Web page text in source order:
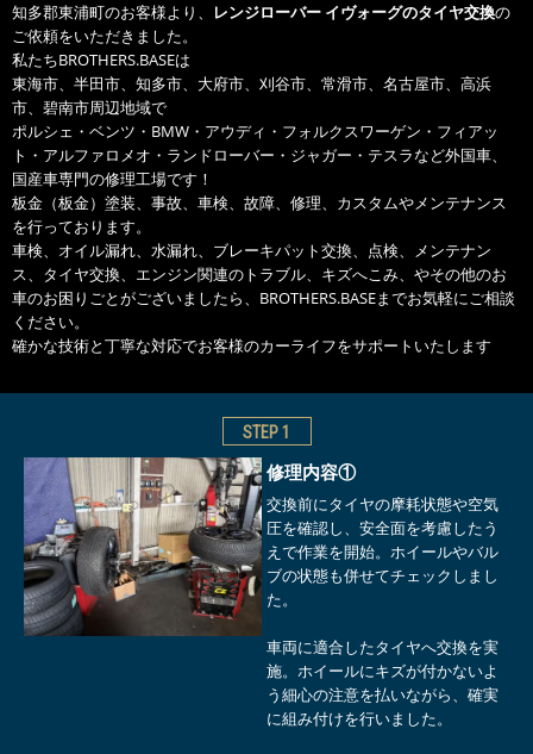
知多郡東浦町のお客様より、 レンジローバー イヴォーグのタイヤ交換の
ご依頼をいただきました。
私たちBROTHERS.BASEは
東海市、半田市、知多市、大府市、刈谷市、常滑市、名古屋市、高浜
市、碧南市周辺地域で
ポルシェ・ベンツ・BMW・アウディ・フォルクスワーゲン・フィアッ
ト・アルファロメオ・ランドローバー・ジャガー・テスラなど外国車、
国産車専門の修理工場です！
板金（板金）塗装、事故、車検、故障、修理、カスタムやメンテナンス
を行っております。
車検、オイル漏れ、水漏れ、ブレーキパット交換、点検、メンテナン
ス、タイヤ交換、エンジン関連のトラブル、キズへこみ、やその他のお
車のお困りごとがございましたら、BROTHERS.BASEまでお気軽にご相談
ください。
確かな技術と丁寧な対応でお客様のカーライフをサポートいたします
STEP1
修理内容①
交換前にタイヤの摩耗状態や空気
圧を確認し、安全面を考慮したう
えで作業を開始。ホイールやバル
ブの状態も併せてチェックしまし
た。
車両に適合したタイヤへ交換を実
施。ホイールにキズが付かないよ
う細心の注意を払いながら、確実
に組み付けを行いました。